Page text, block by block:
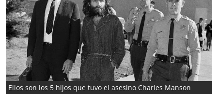
Ellos son los 5 hijos que tuvo el asesino Charles Manson